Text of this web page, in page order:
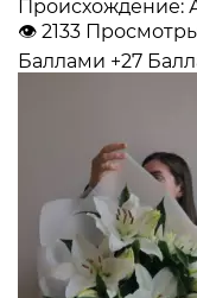
Происхождение:
👁 2133
Баллами +27